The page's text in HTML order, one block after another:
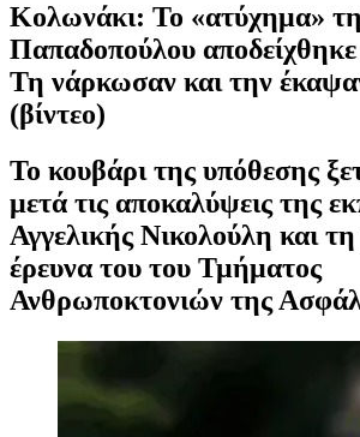
Κολωνάκι: Το «ατύχημα»
Παπαδοπούλου
Τη νάρκωσαν και την
(βίντεο)
Το κουβάρι της υπόθεσης
μετά τις αποκαλύψεις της
Αγγελικής Νικολούλη και
έρευνα του του Τμήματος
Ανθρωποκτονιών της